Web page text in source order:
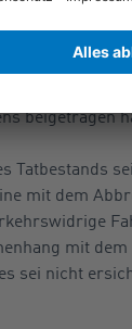
des
das
beigetragen
Tatbestands
mit dem
mit
sei nicht